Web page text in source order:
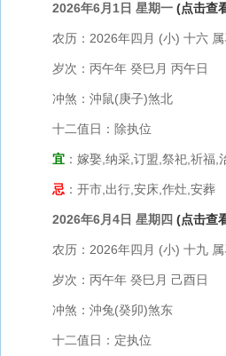
2026年6月1日 星期一 (点击查
农历：2026年四月 (小) 十六 属
岁次：丙午年 癸巳月 丙午日
冲煞：沖鼠(庚子)煞北
十二值日：除执位
宜 ：嫁娶,纳采,订盟,祭祀,祈福
忌 ：开市,出行,安床,作灶,安葬
2026年6月4日 星期四 (点击查
农历：2026年四月 (小) 十九 属
岁次：丙午年 癸巳月 己酉日
冲煞：沖兔(癸卯)煞东
十二值日：定执位